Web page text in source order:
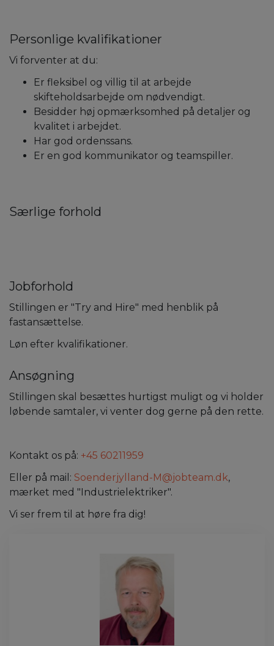
Personlige kvalifikationer
Vi forventer at du:
Er fleksibel og villig til at arbejde
skifteholdsarbejde om nødvendigt.
Besidder høj opmærksomhed på detaljer og
kvalitet i arbejdet.
Har god ordenssans.
Er en god kommunikator og teamspiller.
Særlige forhold
Jobforhold
Stillingen er "Try and Hire" med henblik på
fastansættelse.
Løn efter kvalifikationer.
Ansøgning
Stillingen skal besættes hurtigst muligt og vi holder
løbende samtaler, vi venter dog gerne på den rette.
Kontakt os på: +45 60211959
Eller på mail: Soenderjylland-M@jobteam.dk,
mærket med "Industrielektriker".
Vi ser frem til at høre fra dig!